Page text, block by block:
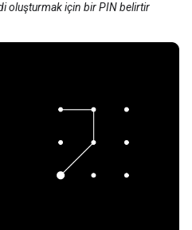
oluşturmak için bir PIN belirtir